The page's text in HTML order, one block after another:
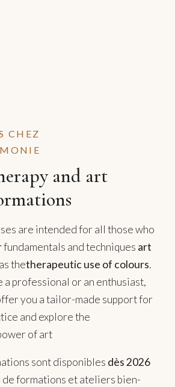
CHEZ
and art
are intended for all those who
fundamentals and techniques art
thetherapeutic use of colours.
a professional or an enthusiast,
you a tailor-made support for
and explore the
of art
sont disponibles dès 2026
de formations et ateliers bien-